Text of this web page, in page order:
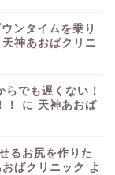
ンタイムを乗り
天神あおばクリニ
でも遅くない！
に 天神あおば
るお尻を作りた
ばクリニック よ